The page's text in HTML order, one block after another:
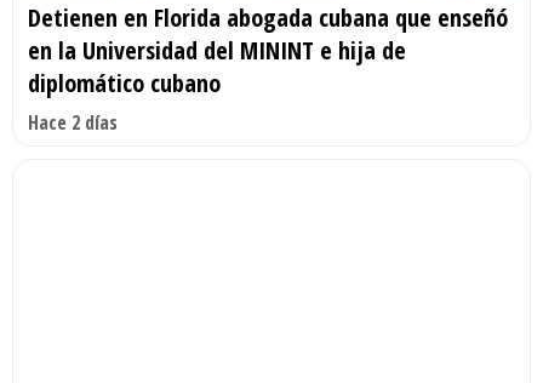
Detienen en Florida abogada cubana que enseñó
en la Universidad del MININT e hija de
diplomático cubano
Hace 2 días